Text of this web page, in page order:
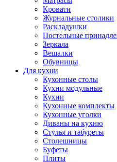
Кровати
Журнальные столики
Раскладушки
Постельные
Зеркала
Вешалки
Обувницы
Для кухни
Кухонные столы
Кухни модульные
Кухни
Кухонные комплекты
Кухонные уголки
Диваны на кухню
Стулья и табуреты
Столешницы
Буфеты
Плиты